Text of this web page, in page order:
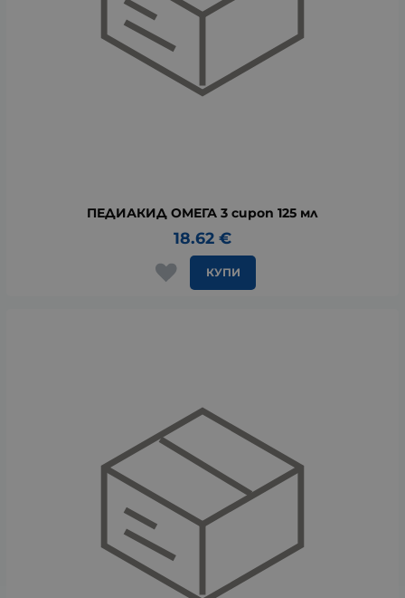
ПЕДИАКИД ОМЕГА 3 сироп 125 мл
18.62 €
КУПИ